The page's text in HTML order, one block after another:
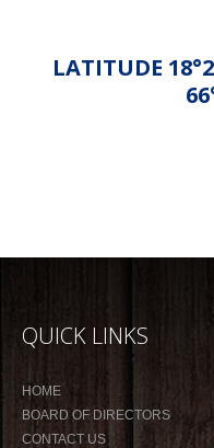
LATITUDE
QUICK LINKS
HOME
BOARD OF DIRECTORS
CONTACT US